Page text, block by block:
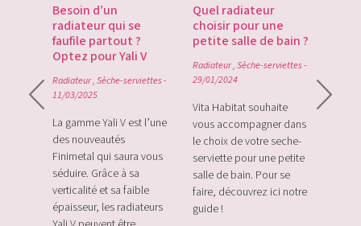
Besoin d’un
radiateur qui se
faufile partout ?
Optez pour Yali V
Radiateur,Sèche-serviettes-
11/03/2025
La gamme Yali V est l’une
des nouveautés
Finimetal qui saura vous
séduire. Grâce à sa
verticalité et sa faible
épaisseur, les radiateurs
Quel radiateur
choisir pour une
petite salle de bain ?
Radiateur,Sèche-serviettes-
29/01/2024
Vita Habitat souhaite
vous accompagner dans
le choix de votre seche-
serviette pour une petite
salle de bain. Pour se
faire, découvrez ici notre
guide !